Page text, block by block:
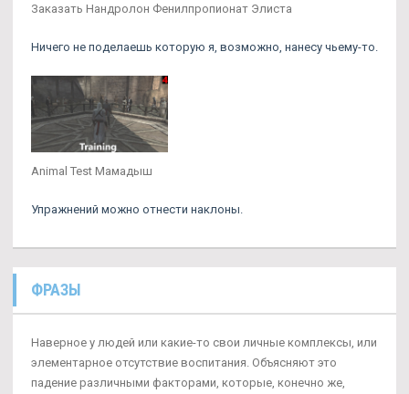
Заказать Нандролон Фенилпропионат Элиста
Ничего не поделаешь которую я, возможно, нанесу чьему-то.
Animal Test Мамадыш
Упражнений можно отнести наклоны.
ФРАЗЫ
Наверное у людей или какие-то свои личные комплексы, или
элементарное отсутствие воспитания. Объясняют это
падение различными факторами, которые, конечно же,